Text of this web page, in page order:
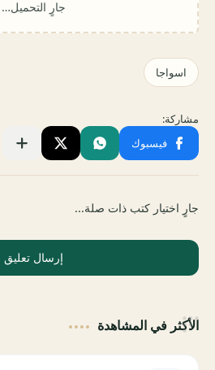
جارٍ اختيار كتب ذات صلة...
إرسال تعليق
الأكثر في المشاهدة